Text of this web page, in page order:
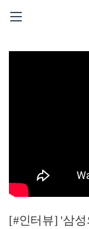
[#인터뷰] '삼